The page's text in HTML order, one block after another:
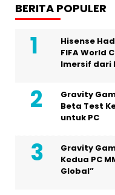
BERITA POPULER
Hisense
FIFA World
Imersif dari
Gravity
Beta Test
untuk PC
Gravity
Kedua PC
Global”